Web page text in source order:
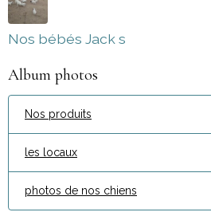
Nos bébés Jack s
Album photos
Nos produits
les locaux
photos de nos chiens